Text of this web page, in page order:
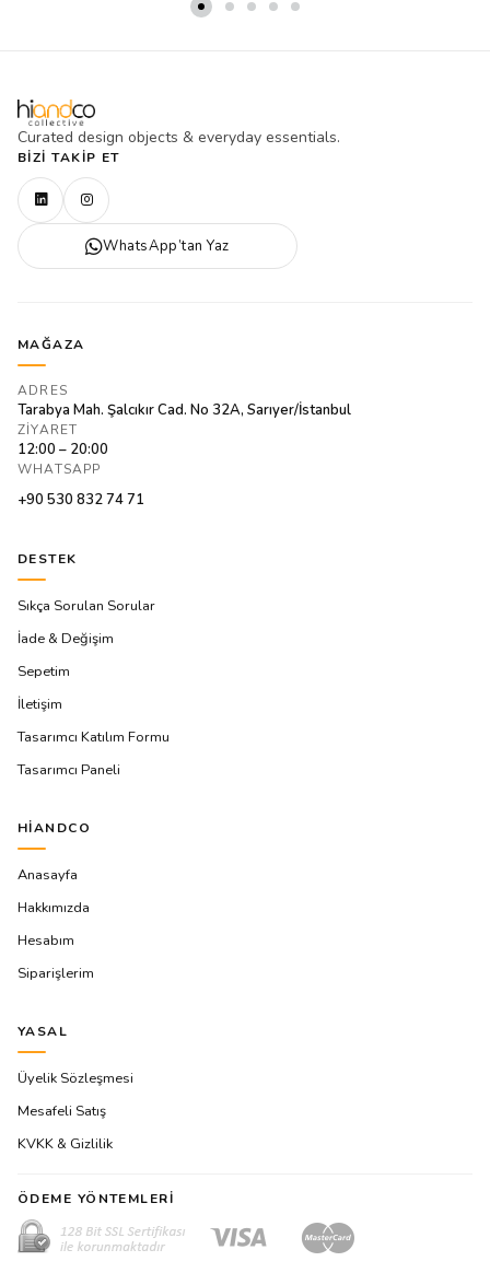
Curated design objects & everyday essentials.
BIZI TAKIP ET
WhatsApp’tan Yaz
MAĞAZA
ADRES
Tarabya Mah. Şalcıkır Cad. No 32A, Sarıyer/İstanbul
ZIYARET
12:00 – 20:00
WHATSAPP
+90 530 832 74 71
DESTEK
Sıkça Sorulan Sorular
İade & Değişim
Sepetim
İletişim
Tasarımcı Katılım Formu
Tasarımcı Paneli
HIANDCO
Anasayfa
Hakkımızda
Hesabım
Siparişlerim
YASAL
Üyelik Sözleşmesi
Mesafeli Satış
KVKK & Gizlilik
ÖDEME YÖNTEMLERI